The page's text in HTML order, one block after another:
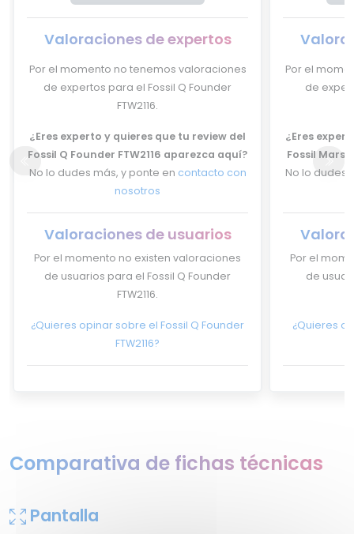
Valoraciones de expertos
Por el momento no tenemos valoraciones
de expertos para el Fossil Q Founder
FTW2116.
¿Eres experto y quieres que tu review del
Fossil Q Founder FTW2116 aparezca aquí?
No lo dudes más, y ponte en contacto con
nosotros
Valoraciones de usuarios
Por el momento no existen valoraciones
de usuarios para el Fossil Q Founder
FTW2116.
¿Quieres opinar sobre el Fossil Q Founder
FTW2116?
Por el
de
¿Eres
Fossil
No lo dudes
Por el
de
¿Quieres
Comparativa de fichas técnicas
Pantalla